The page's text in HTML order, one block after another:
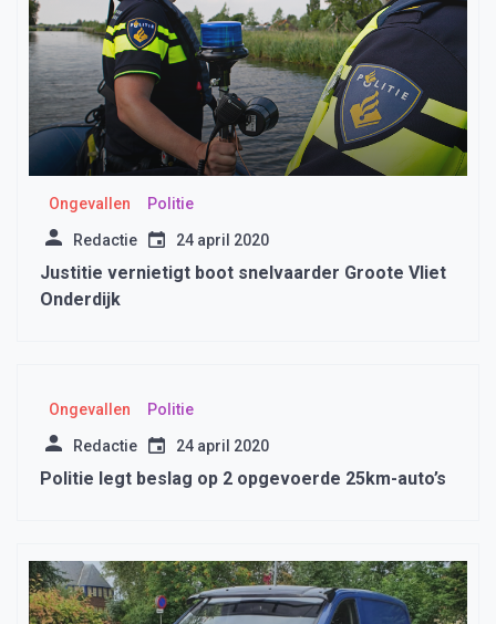
Ongevallen Politie
Redactie 24 april 2020
Justitie vernietigt boot snelvaarder Groote Vliet
Onderdijk
Ongevallen Politie
Redactie 24 april 2020
Politie legt beslag op 2 opgevoerde 25km-auto’s